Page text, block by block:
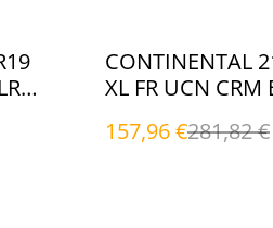
%
CONTINENTAL
XL FR UCN CRM
157,96 €281,82 €